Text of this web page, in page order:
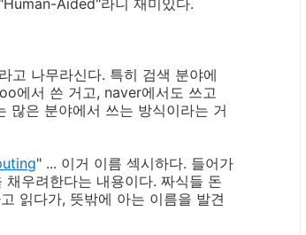
Aided"라니 재미있다.
고 나무라신다. 특히 검색 분야에
에서 쓴 거고, naver에서도 쓰고
많은 분야에서 쓰는 방식이라는 거
" ... 이거 이름 섹시하다. 들어가
우려한다는 내용이다. 짜식들 돈
읽다가, 뜻밖에 아는 이름을 발견